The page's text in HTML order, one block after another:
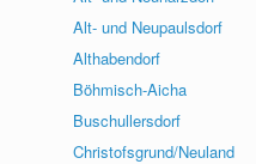
Alt- und Neupaulsdorf
Althabendorf
Böhmisch-Aicha
Buschullersdorf
Christofsgrund/Neuland